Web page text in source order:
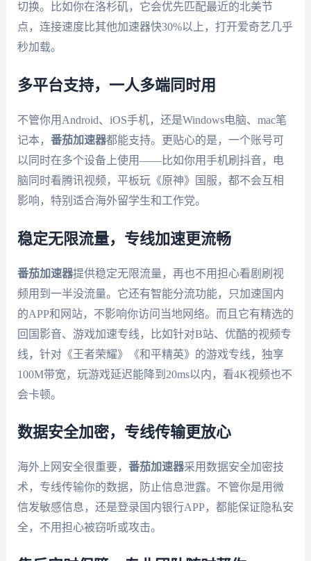
切换。比如你在洛杉矶，它会优先匹配最近的北美节
点，连接速度比其他加速器快30%以上，打开爱奇艺几乎
秒加载。
多平台支持，一人多端同时用
不管你用Android、iOS手机，还是Windows电脑、mac笔
记本， 番茄加速器都能支持。更贴心的是，一个账号可
以同时在多个设备上使用——比如你用手机刷抖音，电
脑同时看腾讯视频，平板玩《原神》国服，都不会互相
影响，特别适合海外留学生和工作党。
稳定无限流量，专线加速更流畅
番茄加速器提供稳定无限流量，再也不用担心看剧刷视
频用到一半没流量。它还有智能分流功能，只加速国内
的APP和网站，不影响你访问当地网络。而且它有精选的
回国影音、游戏加速专线，比如针对B站、优酷的视频专
线，针对《王者荣耀》《和平精英》的游戏专线，独享
100M带宽，玩游戏延迟能降到20ms以内，看4K视频也不
会卡顿。
数据安全加密，专线传输更放心
海外上网安全很重要， 番茄加速器采用数据安全加密技
术，专线传输你的数据，防止信息泄露。不管你是用微
信发敏感信息，还是登录国内银行APP，都能保证隐私安
全，不用担心被窃听或攻击。